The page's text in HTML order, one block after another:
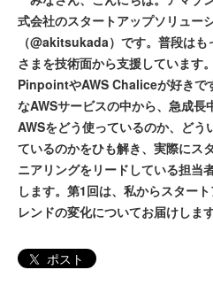
式会社のスタートアップソリュー
（@akitsukada）です。普段は
さまを技術面から支援しています
PinpointやAWS Chaliceが好きで
なAWSサービスの中から、急成長
AWSをどう使っているのか、どう
ているのかをひも解き、実際にス
ニアリングをリードしている担当
します。第1回は、私からスター
レンドの変化についてお届けします
ポスト